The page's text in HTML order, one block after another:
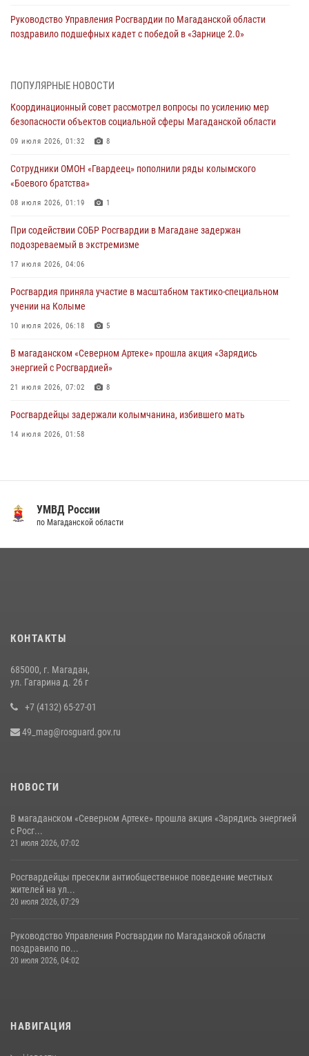
Руководство Управления Росгвардии по Магаданской области
поздравило подшефных кадет с победой в «Зарнице 2.0»
При содействии СОБР Росгвардии в Магадане задержан
17 июля 2026, 04:06
«Каникулы с Росгвардией» продолжаются на Колыме
Начальник Главного штаба – первый заместитель директора
Росгвардии Герой России генерал-полковник Сергей Бойко
15 июля 2026, 06:21
Кинологический тандем из Магадана завоевал бронзу на
15 июля 2026, 04:34
ПОПУЛЯРНЫЕ НОВОСТИ
Координационный совет рассмотрел вопросы по усилению мер
безопасности объектов социальной сферы Магаданской области
09 июля 2026, 01:32 8
Сотрудники ОМОН «Гвардеец» пополнили ряды колымского
«Боевого братства»
08 июля 2026, 01:19 1
При содействии СОБР Росгвардии в Магадане задержан
подозреваемый в экстремизме
17 июля 2026, 04:06
Росгвардия приняла участие в масштабном тактико-специальном
учении на Колыме
10 июля 2026, 06:18 5
В магаданском «Северном Артеке» прошла акция «Зарядись
энергией с Росгвардией»
21 июля 2026, 07:02 8
Росгвардейцы задержали колымчанина, избившего мать
14 июля 2026, 01:58
Магаданские "Ястребы" стали победителями "Зарницы 2.0" на
15 июля 2026, 04:34
УМВД России
по Магаданской области
КОНТАКТЫ
685000, г. Магадан,
ул. Гагарина д. 26 г
+7 (4132) 65-27-01
49_mag@rosguard.gov.ru
НОВОСТИ
В магаданском «Северном Артеке» прошла акция «Зарядись энергией
с Росг...
21 июля 2026, 07:02
Росгвардейцы пресекли антиобщественное поведение местных
жителей на ул...
20 июля 2026, 07:29
Руководство Управления Росгвардии по Магаданской области
поздравило по...
20 июля 2026, 04:02
НАВИГАЦИЯ